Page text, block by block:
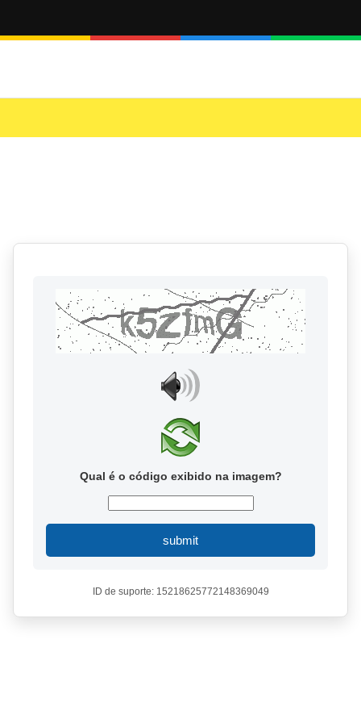
Qual é o código exibido na imagem?
submit
ID de suporte: 15218625772148369049